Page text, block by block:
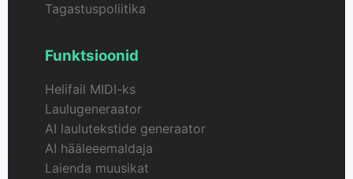
Tagastuspoliitika
Funktsioonid
Helifail MIDI-ks
Laulugeneraator
AI laulutekstide generaator
AI hääleeemaldaja
Laienda muusikat